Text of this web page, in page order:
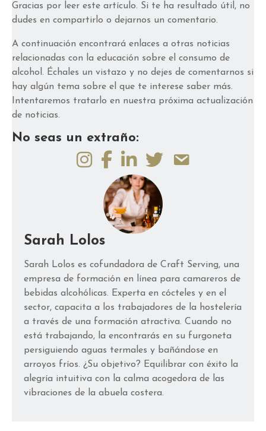
Gracias por leer este artículo. Si te ha resultado útil, no
dudes en compartirlo o dejarnos un comentario.
A continuación encontrará enlaces a otras noticias
relacionadas con la educación sobre el consumo de
alcohol. Échales un vistazo y no dejes de comentarnos si
hay algún tema sobre el que te interese saber más.
Intentaremos tratarlo en nuestra próxima actualización
de noticias.
No seas un extraño:
Sarah Lolos
Sarah Lolos es cofundadora de Craft Serving, una
empresa de formación en línea para camareros de
bebidas alcohólicas. Experta en cócteles y en el
sector, capacita a los trabajadores de la hostelería
a través de una formación atractiva. Cuando no
está trabajando, la encontrarás en su furgoneta
persiguiendo aguas termales y bañándose en
arroyos fríos. ¿Su objetivo? Equilibrar con éxito la
alegría intuitiva con la calma acogedora de las
vibraciones de la abuela costera.